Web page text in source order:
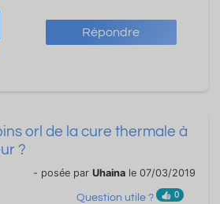
Répondre
orl de la cure thermale à
?
- posée par Uhaina le 07/03/2019
Question utile ? 0